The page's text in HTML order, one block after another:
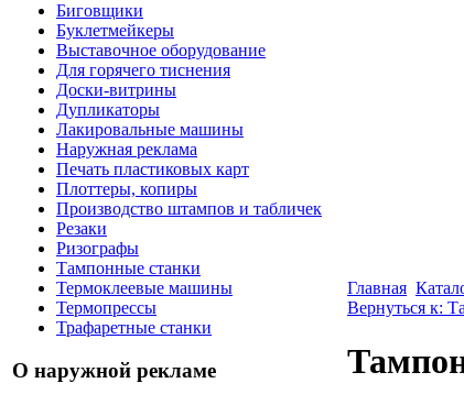
Биговщики
Буклетмейкеры
Выставочное оборудование
Для горячего тиснения
Доски-витрины
Дупликаторы
Лакировальные машины
Наружная реклама
Печать пластиковых карт
Плоттеры, копиры
Производство штампов и табличек
Резаки
Ризографы
Тампонные станки
Термоклеевые машины
Термопрессы
Трафаретные станки
О наружной рекламе
Главная
Вернуться к: